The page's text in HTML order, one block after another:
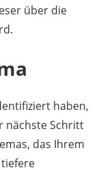
über die
haben,
nächste Schritt
das Ihrem